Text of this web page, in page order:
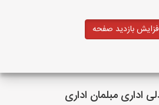
بازدید صفحه
اداری مبلمان اداری